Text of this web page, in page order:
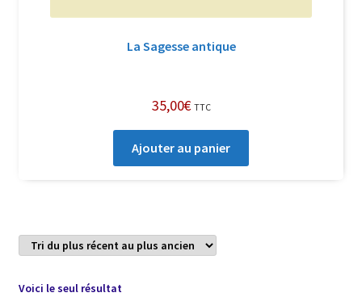
La Sagesse antique
35,00€ TTC
Ajouter au panier
Voici le seul résultat